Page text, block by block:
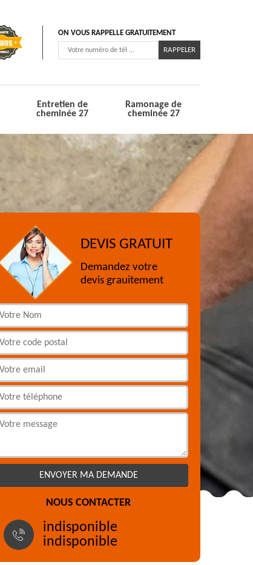
ON VOUS RAPPELLE GRATUITEMENT
Entretien de
cheminée 27
Ramonage de
cheminée 27
DEVIS GRATUIT
Demandez votre
devis grauitement
NOUS CONTACTER
indisponible
indisponible